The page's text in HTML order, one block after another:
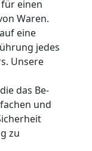
einen
Waren.
eine
jedes
Unsere
das Be-
und
zu